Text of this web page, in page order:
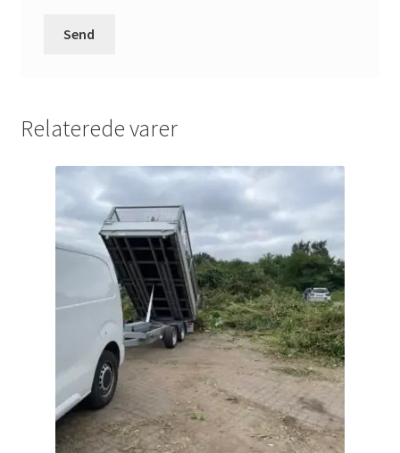
Relaterede varer